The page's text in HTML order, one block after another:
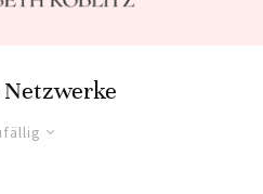
Netzwerke